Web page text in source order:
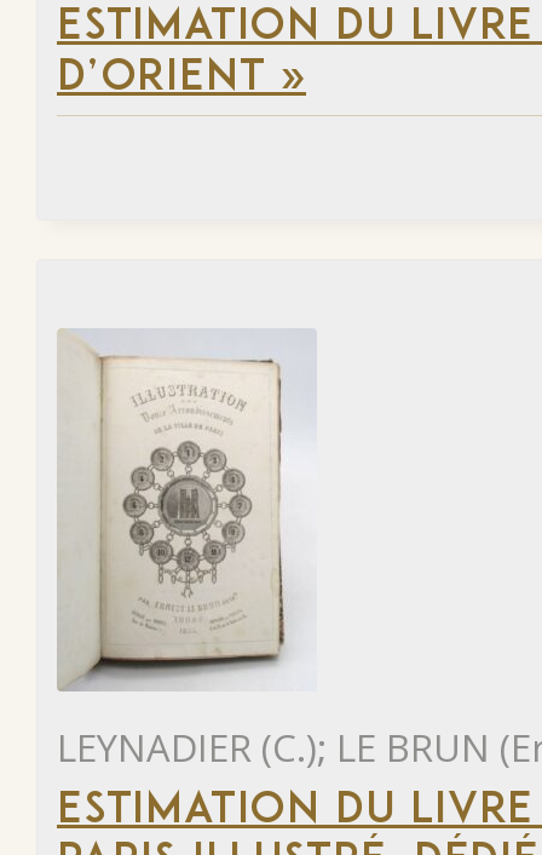
ESTIMATION DU
D’ORIENT »
LEYNADIER (C.); LE BRUN
ESTIMATION DU